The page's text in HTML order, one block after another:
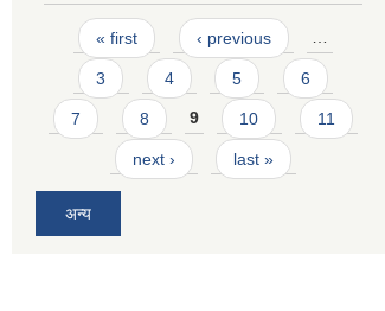
Pages
« first ‹ previous …
3 4 5 6
7 8 9 10 11
next › last »
अन्य